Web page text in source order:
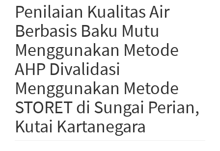
Penilaian Kualitas Air
Berbasis Baku Mutu
Menggunakan Metode
AHP Divalidasi
Menggunakan Metode
STORET di Sungai Perian,
Kutai Kartanegara